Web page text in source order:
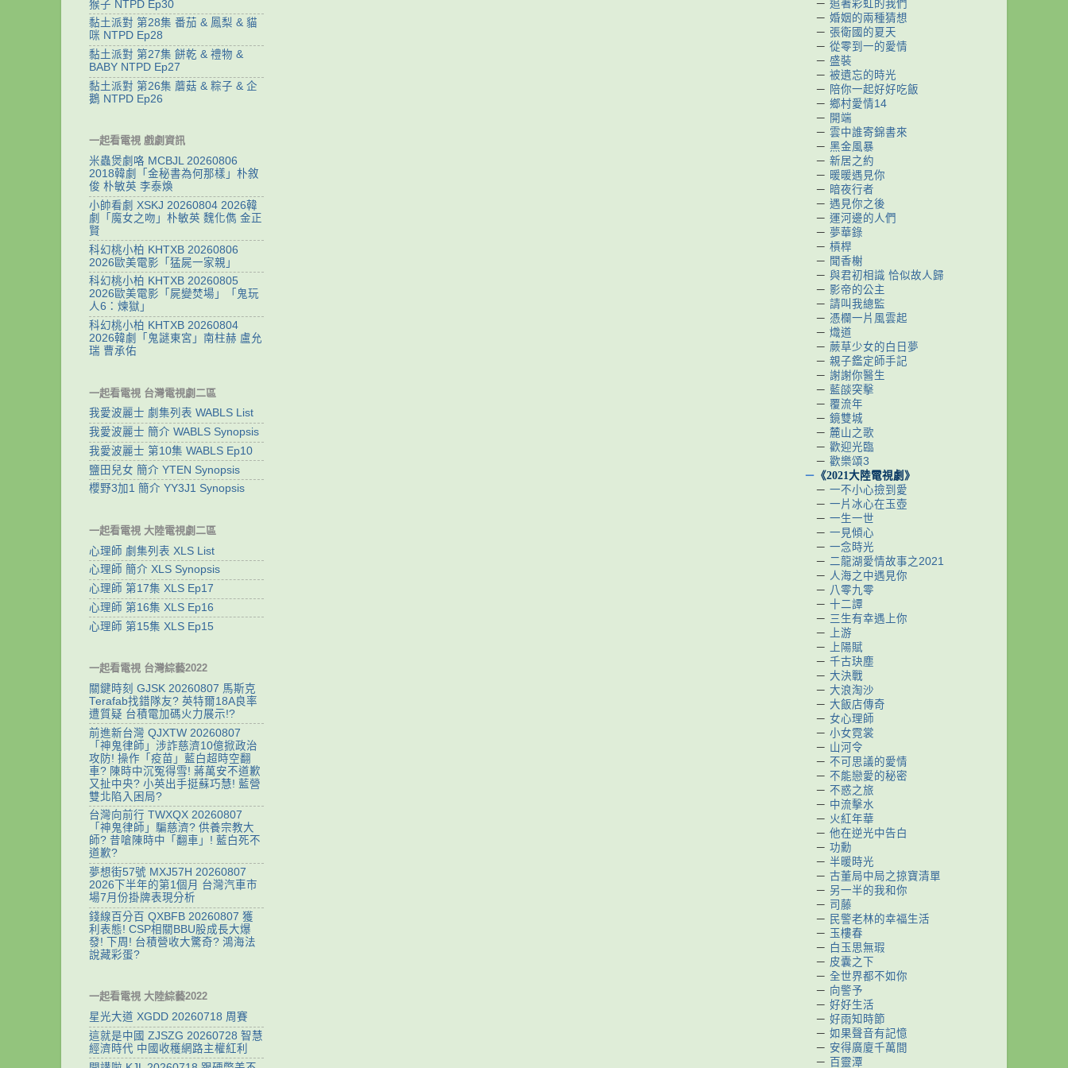
猴子 NTPD Ep30
黏土派對 第28集 番茄 & 鳳梨 & 貓
咪 NTPD Ep28
黏土派對 第27集 餅乾 & 禮物 &
BABY NTPD Ep27
黏土派對 第26集 蘑菇 & 粽子 & 企
鵝 NTPD Ep26
一起看電視 戲劇資訊
米蟲煲劇咯 MCBJL 20260806
2018韓劇「金秘書為何那樣」朴敘
俊 朴敏英 李泰煥
小帥看劇 XSKJ 20260804 2026韓
劇「魔女之吻」朴敏英 魏化儁 金正
賢
科幻桃小柏 KHTXB 20260806
2026歐美電影「猛屍一家親」
科幻桃小柏 KHTXB 20260805
2026歐美電影「屍變焚場」「鬼玩
人6：煉獄」
科幻桃小柏 KHTXB 20260804
2026韓劇「鬼謎東宮」南柱赫 盧允
瑞 曹承佑
一起看電視 台灣電視劇二區
我愛波麗士 劇集列表 WABLS List
我愛波麗士 簡介 WABLS Synopsis
我愛波麗士 第10集 WABLS Ep10
鹽田兒女 簡介 YTEN Synopsis
櫻野3加1 簡介 YY3J1 Synopsis
一起看電視 大陸電視劇二區
心理師 劇集列表 XLS List
心理師 簡介 XLS Synopsis
心理師 第17集 XLS Ep17
心理師 第16集 XLS Ep16
心理師 第15集 XLS Ep15
一起看電視 台灣綜藝2022
關鍵時刻 GJSK 20260807 馬斯克
Terafab找錯隊友? 英特爾18A良率
遭質疑 台積電加碼火力展示!?
前進新台灣 QJXTW 20260807
「神鬼律師」涉詐慈濟10億掀政治
攻防! 操作「疫苗」藍白超時空翻
車? 陳時中沉冤得雪! 蔣萬安不道歉
又扯中央? 小英出手挺蘇巧慧! 藍營
雙北陷入困局?
台灣向前行 TWXQX 20260807
「神鬼律師」騙慈濟? 供養宗教大
師? 昔嗆陳時中「翻車」! 藍白死不
道歉?
夢想街57號 MXJ57H 20260807
2026下半年的第1個月 台灣汽車市
場7月份掛牌表現分析
錢線百分百 QXBFB 20260807 獲
利表態! CSP相關BBU股成長大爆
發! 下周! 台積營收大驚奇? 鴻海法
說藏彩蛋?
一起看電視 大陸綜藝2022
星光大道 XGDD 20260718 周賽
這就是中國 ZJSZG 20260728 智慧
經濟時代 中國收穫網路主權紅利
－ 追著彩虹的我們
－ 婚姻的兩種猜想
－ 張衛國的夏天
－ 從零到一的愛情
－ 盛裝
－ 被遺忘的時光
－ 陪你一起好好吃飯
－ 鄉村愛情14
－ 開端
－ 雲中誰寄錦書來
－ 黑金風暴
－ 新居之約
－ 暖暖遇見你
－ 暗夜行者
－ 遇見你之後
－ 運河邊的人們
－ 夢華錄
－ 槓桿
－ 聞香榭
－ 與君初相識 恰似故人歸
－ 影帝的公主
－ 請叫我總監
－ 憑欄一片風雲起
－ 熾道
－ 蕨草少女的白日夢
－ 親子鑑定師手記
－ 謝謝你醫生
－ 藍燄突擊
－ 覆流年
－ 鏡雙城
－ 麓山之歌
－ 歡迎光臨
－ 歡樂頌3
－ 《2021大陸電視劇》
－ 一不小心撿到愛
－ 一片冰心在玉壺
－ 一生一世
－ 一見傾心
－ 一念時光
－ 二龍湖愛情故事之2021
－ 人海之中遇見你
－ 八零九零
－ 十二譚
－ 三生有幸遇上你
－
上游
－
上陽賦
－ 千古玦塵
－ 大決戰
－ 大浪淘沙
－ 大飯店傳奇
－ 女心理師
－ 小女霓裳
－ 山河令
－ 不可思議的愛情
－ 不能戀愛的秘密
－ 不惑之旅
－ 中流擊水
－ 火紅年華
－ 他在逆光中告白
－ 功勳
－ 半暖時光
－ 古董局中局之掠寶清單
－ 另一半的我和你
－ 司藤
－ 民警老林的幸福生活
－ 玉樓春
－ 白玉思無瑕
－ 皮囊之下
－ 全世界都不如你
－ 向警予
－ 好好生活
－ 好雨知時節
－ 如果聲音有記憶
－ 安得廣廈千萬間
－ 百靈潭